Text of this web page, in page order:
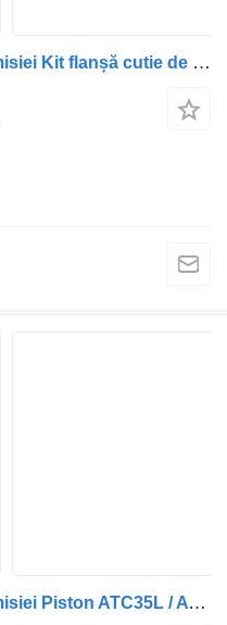
Altă piesă de schimb a transmisiei Kit flanșă cutie de transfer spate ATC45L Kit flanșă cutie de transfer spate BMW X3 X4 X5 X6 ATC45L 27107850489 pentru automobil BMW X3 X4 X5 X6
Altă piesă de schimb a transmisiei Piston ATC35L / ATC45L Cutie de transfer Piston ATC35L / ATC45L Cutie de transfer BMW pentru automobil BMW X3; X4; X5; X6